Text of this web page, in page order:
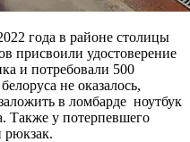
года в районе столицы
присвоили удостоверение
и потребовали 500
не оказалось,
в ломбарде ноутбук
Также у потерпевшего
рюкзак.